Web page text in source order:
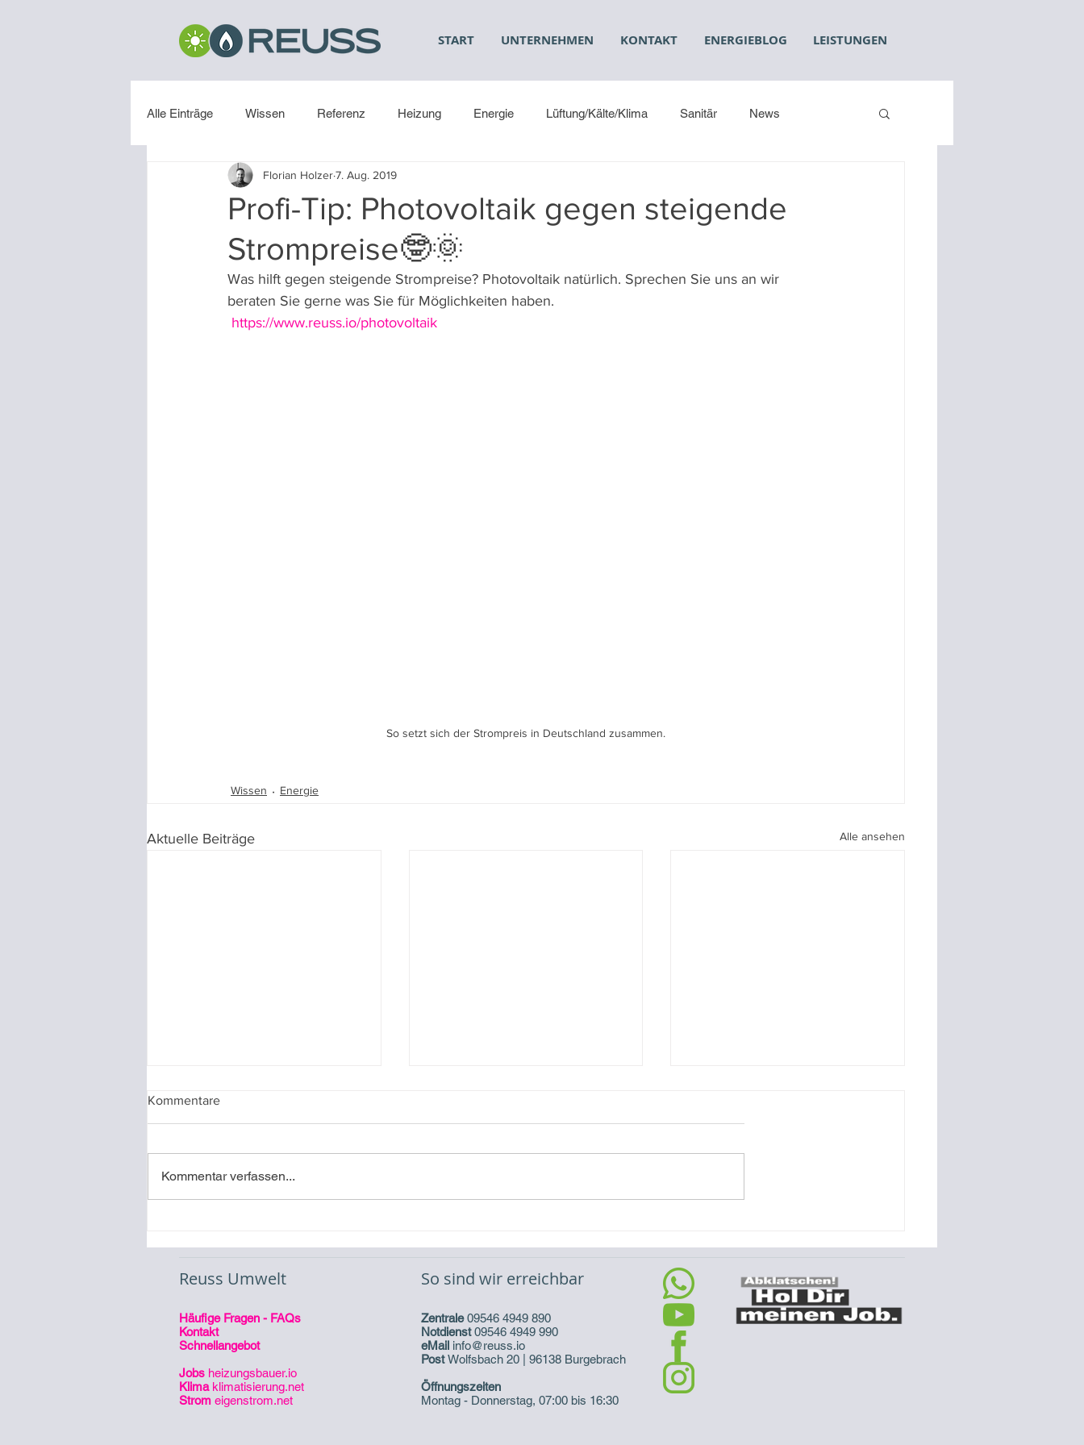
START UNTERNEHMEN KONTAKT ENERGIEBLOG LEISTUNGEN
Alle Einträge Wissen Referenz Heizung Energie Lüftung/Kälte/Klima Sanitär News
Installation
Profi-Tip: Photovoltaik gegen steigende
Strompreise🤓🌞
Florian Holzer7. Aug. 2019
Was hilft gegen steigende Strompreise? Photovoltaik natürlich. Sprechen Sie uns an wir
beraten Sie gerne was Sie für Möglichkeiten haben.
https://www.reuss.io/photovoltaik
So setzt sich der Strompreis in Deutschland zusammen.
Wissen Energie
Aktuelle Beiträge Alle ansehen
Kommentare
Kommentar verfassen...
Reuss Umwelt
Häufige Fragen - FAQs
Kontakt
Schnellangebot
Jobs heizungsbauer.io
Klima klimatisierung.net
Strom eigenstrom.net
So sind wir erreichbar
Zentrale09546 4949 890
Notdienst09546 4949 990
eMail info@reuss.io
PostWolfsbach 20 | 96138 Burgebrach
Öffnungszeiten
Montag - Donnerstag, 07:00 bis 16:30